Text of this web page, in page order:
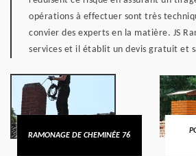
opérations à effectuer sont très
convier des experts en la matière. JS
services et il établit un devis gratuit et
RAMONAGE DE CHEMINÉE 76